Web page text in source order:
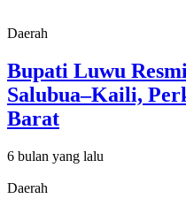
Daerah
Bupati Luwu
Salubua–Kaili,
Barat
6 bulan yang lalu
Daerah